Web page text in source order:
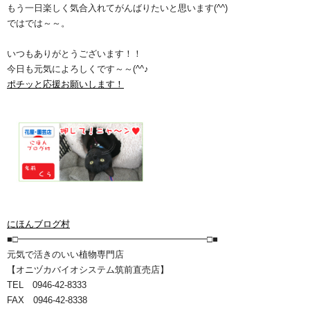
もう一日楽しく気合入れてがんばりたいと思います(^^)
ではでは～～。
いつもありがとうございます！！
今日も元気によろしくです～～(^^♪
ポチッと応援お願いします！
にほんブログ村
■□━━━━━━━━━━━━━━━━━━━━━□■
元気で活きのいい植物専門店
【オニヅカバイオシステム筑前直売店】
TEL 0946-42-8333
FAX 0946-42-8338